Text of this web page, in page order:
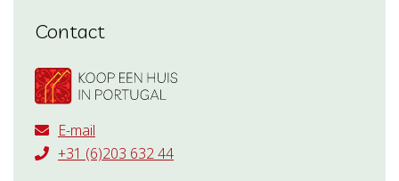
Contact
E-mail
+31 (6)203 632 44